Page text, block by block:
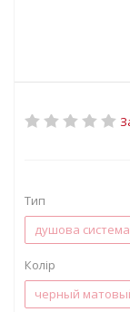
Тип
душова система
Колір
черный